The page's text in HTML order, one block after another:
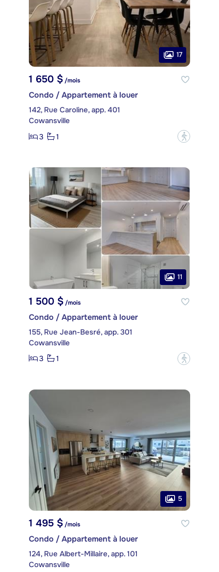
17
1 650 $/mois
Condo / Appartement à louer
142, Rue Caroline, app. 401
Cowansville
3
1 ?
11
1 500 $ /mois
Condo / Appartement à louer
155, Rue Jean-Besré, app. 301
Cowansville
3
1 ?
5
1 495 $/mois
Condo / Appartement à louer
124, Rue Albert-Millaire, app. 101
Cowansville